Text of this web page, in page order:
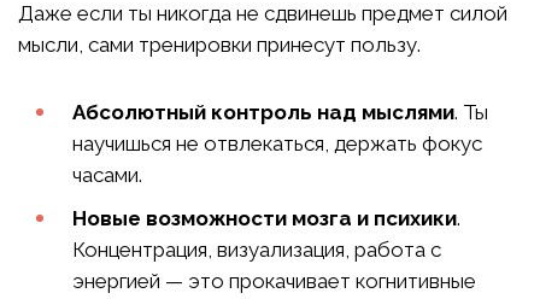
Даже если ты никогда не сдвинешь предмет силой
мысли, сами тренировки принесут пользу.
Абсолютный контроль над мыслями. Ты
научишься не отвлекаться, держать фокус
часами.
Новые возможности мозга и психики.
Концентрация, визуализация, работа с
энергией — это прокачивает когнитивные